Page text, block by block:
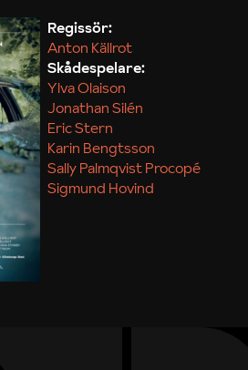
Regissör:
Anton Källrot
Skådespelare:
Ylva Olaison
Jonathan Silén
Eric Stern
Karin Bengtsson
Sally Palmqvist Procopé
Sigmund Hovind